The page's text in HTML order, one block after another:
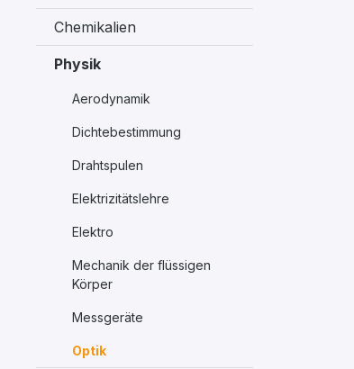
Chemikalien
Physik
Aerodynamik
Dichtebestimmung
Drahtspulen
Elektrizitätslehre
Elektro
Mechanik der flüssigen
Körper
Messgeräte
Optik